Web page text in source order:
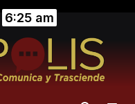
6:25 am